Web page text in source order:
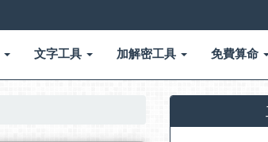
文字工具 加解密工具 免費算命